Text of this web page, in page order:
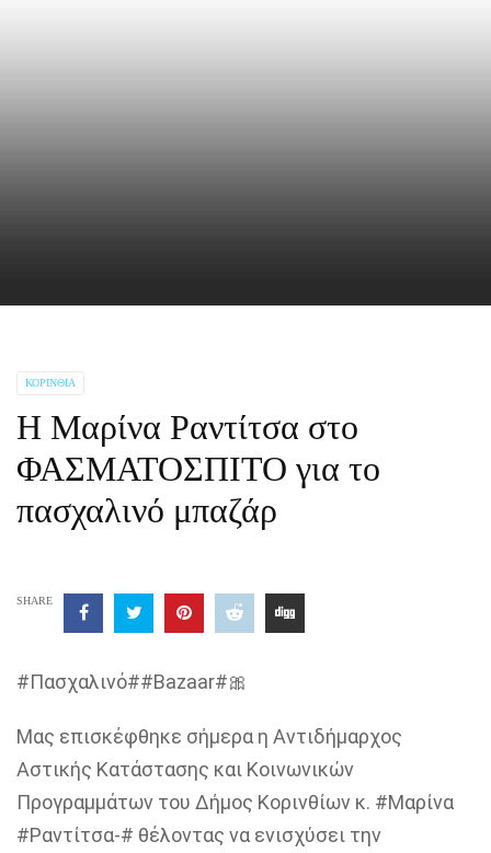
ΚΟΡΙΝΘΊΑ
Η Μαρίνα Ραντίτσα στο
ΦΑΣΜΑΤΟΣΠΙΤΟ για το
πασχαλινό μπαζάρ
SHARE
#Πασχαλινό##Βazaar#🎀
Μας επισκέφθηκε σήμερα η Αντιδήμαρχος
Αστικής Κατάστασης και Κοινωνικών
Προγραμμάτων του Δήμος Κορινθίων κ. #Μαρίνα
#Ραντίτσα-# θέλοντας να ενισχύσει την